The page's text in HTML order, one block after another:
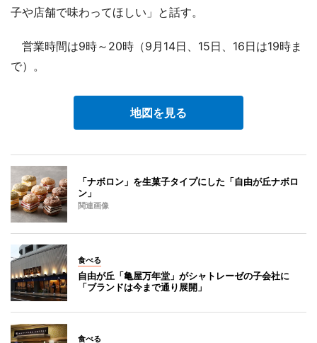
子や店舗で味わってほしい」と話す。
営業時間は9時～20時（9月14日、15日、16日は19時ま
で）。
地図を見る
「ナボロン」を生菓子タイプにした「自由が丘ナボロ
ン」
関連画像
食べる
自由が丘「亀屋万年堂」がシャトレーゼの子会社に
「ブランドは今まで通り展開」
食べる